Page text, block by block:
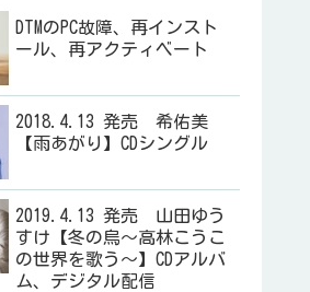
DTMのPC故障、再インスト
ール、再アクティベート
2018.4.13 発売 希佑美
【雨あがり】CDシングル
2019.4.13 発売 山田ゆう
すけ【冬の烏～高林こうこ
の世界を歌う～】CDアルバ
ム、デジタル配信